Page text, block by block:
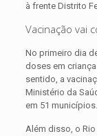
à frente Distrito
Vacinação vai
No primeiro dia
doses em
sentido, a
Ministério da
em 51 municípios.
Além disso, o